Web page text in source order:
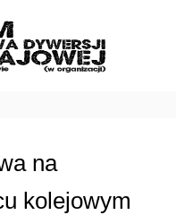
na
kolejowym